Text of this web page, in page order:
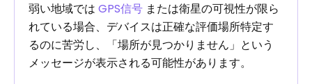
弱い地域では GPS信号 または衛星の可視性が限ら
れている場合、デバイスは正確な評価場所特定す
るのに苦労し、「場所が見つかりません」という
メッセージが表示される可能性があります。